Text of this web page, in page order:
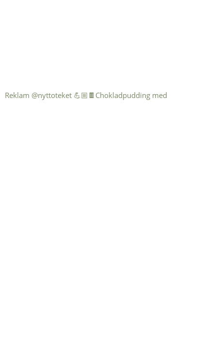
Reklam @nyttoteket 💪🏼🍫Chokladpudding med